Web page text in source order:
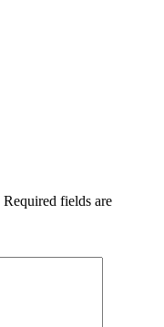
Required fields are